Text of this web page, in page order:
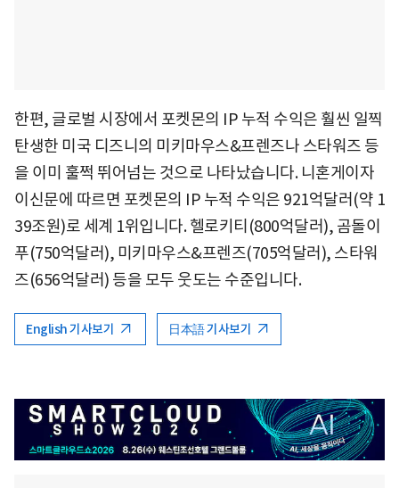
한편, 글로벌 시장에서 포켓몬의 IP 누적 수익은 훨씬 일찍
탄생한 미국 디즈니의 미키마우스&프렌즈나 스타워즈 등
을 이미 훌쩍 뛰어넘는 것으로 나타났습니다. 니혼게이자
이신문에 따르면 포켓몬의 IP 누적 수익은 921억달러(약 1
39조원)로 세계 1위입니다. 헬로키티(800억달러), 곰돌이
푸(750억달러), 미키마우스&프렌즈(705억달러), 스타워
즈(656억달러) 등을 모두 웃도는 수준입니다.
English 기사보기 日本語 기사보기